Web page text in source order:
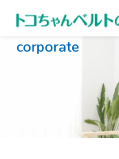
内容をスキップ
corporate